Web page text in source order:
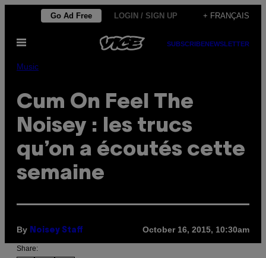
content
Go Ad Free LOGIN / SIGN UP + FRANÇAIS
Open
SUBSCRIBENEWSLETTER
Music
Cum On Feel The
Noisey : les trucs
qu’on a écoutés cette
semaine
By Noisey Staff October 16, 2015, 10:30am
Share: